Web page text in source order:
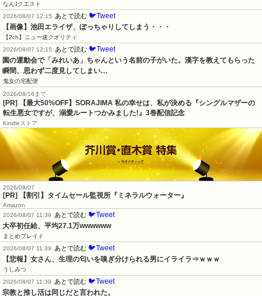
なんJクエスト
2026/08/07 12:15 あとで読む 🐦Tweet
【画像】池田エライザ、ぽっちゃりしてしまう・・・
【2ch】ニュー速クオリティ
2026/08/07 12:15 あとで読む 🐦Tweet
園の運動会で「みれいあ」ちゃんという名前の子がいた。漢字を教えてもらった
瞬間、思わず二度見してしまい…
鬼女の宅配便
2026/08/16まで
[PR] 【最大50%OFF】SORAJIMA 私の幸せは、私が決める『シングルマザーの
転生悪女ですが、溺愛ルートつかみました!』3巻配信記念
Kindleストア
2026/08/07
[PR] 【割引】タイムセール監視所『ミネラルウォーター』
Amazon
2026/08/07 11:39
あとで読む 🐦Tweet
大卒初任給、平均27.1万wwwwww
まとめブレイド
2026/08/07 11:39
あとで読む 🐦Tweet
【悲報】女さん、生理の匂いを嗅ぎ分けられる男にイライラ⇒ｗｗｗ
うしみつ
2026/08/07 11:39
あとで読む 🐦Tweet
宗教と推し活は同じだと言われた。